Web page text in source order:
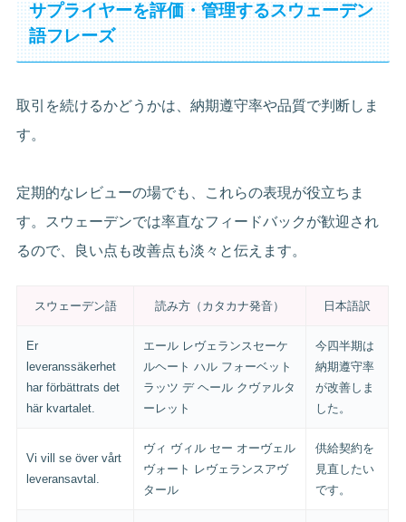
サプライヤーを評価・管理するスウェーデン
語フレーズ
取引を続けるかどうかは、納期遵守率や品質で判断しま
す。
定期的なレビューの場でも、これらの表現が役立ちま
す。スウェーデンでは率直なフィードバックが歓迎され
るので、良い点も改善点も淡々と伝えます。
スウェーデン語 読み方（カタカナ発音） 日本語訳
Er
leveranssäkerhet
har förbättrats det
här kvartalet.
エール レヴェランスセーケ
ルヘート ハル フォーベット
ラッツ デ ヘール クヴァルタ
ーレット
今四半期は
納期遵守率
が改善しま
した。
Vi vill se över vårt
leveransavtal.
ヴィ ヴィル セー オーヴェル
ヴォート レヴェランスアヴ
タール
供給契約を
見直したい
です。